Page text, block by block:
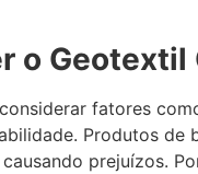
o Geotextil
fatores
Produtos de
prejuízos.